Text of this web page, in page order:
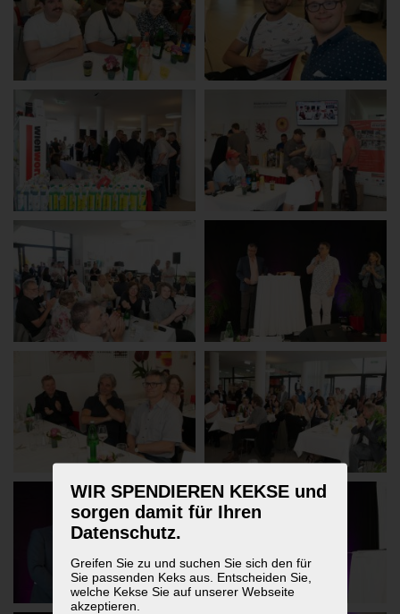
WIR SPENDIEREN KEKSE und
sorgen damit für Ihren
Datenschutz.
Greifen Sie zu und suchen Sie sich den für
Sie passenden Keks aus. Entscheiden Sie,
welche Kekse Sie auf unserer Webseite
akzeptieren.